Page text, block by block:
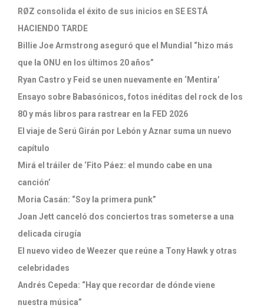
RØZ consolida el éxito de sus inicios en SE ESTÁ
HACIENDO TARDE
Billie Joe Armstrong aseguró que el Mundial “hizo más
que la ONU en los últimos 20 años”
Ryan Castro y Feid se unen nuevamente en ‘Mentira’
Ensayo sobre Babasónicos, fotos inéditas del rock de los
80 y más libros para rastrear en la FED 2026
El viaje de Serú Girán por Lebón y Aznar suma un nuevo
capítulo
Mirá el tráiler de ‘Fito Páez: el mundo cabe en una
canción’
Moria Casán: “Soy la primera punk”
Joan Jett canceló dos conciertos tras someterse a una
delicada cirugía
El nuevo video de Weezer que reúne a Tony Hawk y otras
celebridades
Andrés Cepeda: “Hay que recordar de dónde viene
nuestra música”